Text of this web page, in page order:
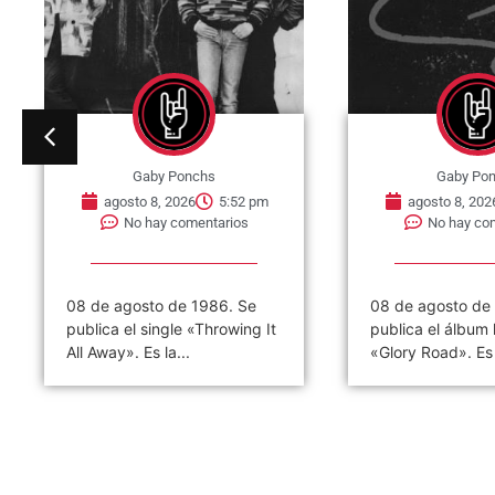
Gaby Ponchs
agosto 8, 2026
5:52 pm
No hay comentarios
08 de agosto de 1986. Se
publica el single «Throwing It
All Away». Es la...
Gaby
agosto 8,
No hay
08 de agosto de
publica el álbum
«Glory Road».